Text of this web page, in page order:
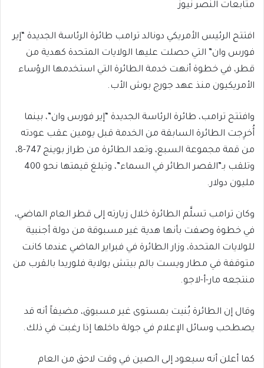
متابعات النصر نيوز
افتتح الرئيس الأمريكي دونالد ترامب طائرة الرئاسة الجديدة “إير
فورس وان” التي حصلت عليها الولايات المتحدة كهدية من
قطر، في خطوة أنهت خدمة الطائرة التي استخدمها الرؤساء
الأمريكيون منذ عهد جورج بوش الأب.
وافتتح ترامب، طائرة الرئاسة الجديدة “إير فورس وان”، بينما
أُخرِجت الطائرة السابقة من الخدمة قبل يومين عقب عودته
من قمة مجموعة السبع، وتعد الطائرة من طراز بوينج 747-8،
وتلقب بـ”القصر الطائر في السماء”، وتبلغ قيمتها نحو 400
مليون دولار.
وكان ترامب تسلَّم الطائرة خلال زيارته إلى قطر العام الماضي،
في خطوة وصفت بأنها هدية غير مسبوقة من دولة أجنبية
للولايات المتحدة، وزار الطائرة في فبراير الماضي عندما كانت
متوقفة في مطار ويست بالم بيتش بولاية فلوريدا بالقرب من
منتجعه مار-أ-لاجو.
وقال إن الطائرة بُنيت بمستوى غير مسبوق، مضيفاً أنه قد
يصطحب وسائل الإعلام في جولة داخلها إذا رغبت في ذلك.
كما أعلن أنه سيعود إلى الصين في وقت لاحق من العام